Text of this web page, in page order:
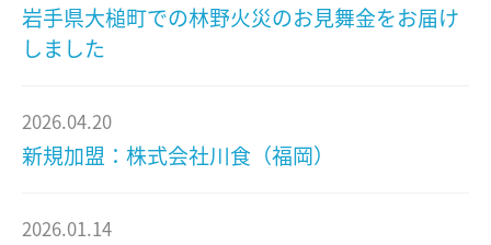
岩手県大槌町での林野火災のお見舞金をお届け
しました
2026.04.20
新規加盟：株式会社川食（福岡）
2026.01.14